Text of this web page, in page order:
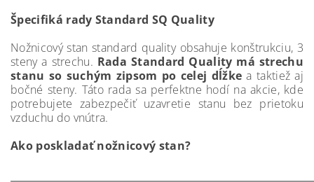
Špecifiká rady Standard SQ Quality
Nožnicový stan standard quality obsahuje konštrukciu, 3
steny a strechu. Rada Standard Quality má strechu
stanu so suchým zipsom po celej dĺžke a taktiež aj
bočné steny. Táto rada sa perfektne hodí na akcie, kde
potrebujete zabezpečiť uzavretie stanu bez prietoku
vzduchu do vnútra.
Ako poskladať nožnicový stan?